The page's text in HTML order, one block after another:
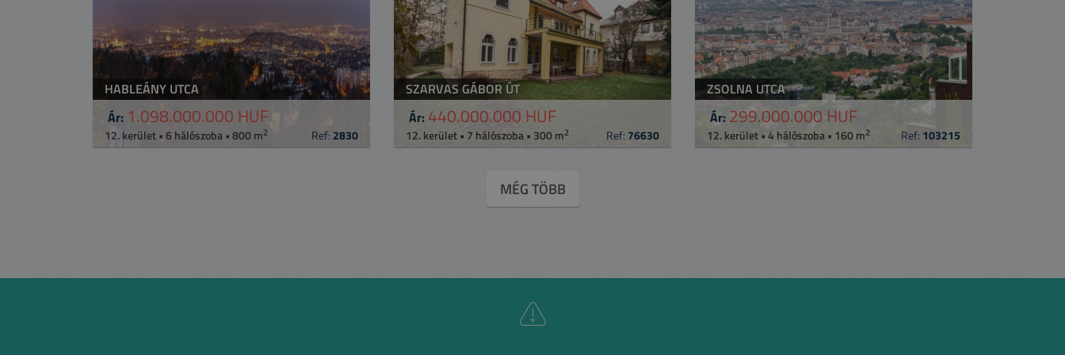
HABLEÁNY UTCA
Ár: 1.098.000.000 HUF
12. kerület • 6 hálószoba • 800 m2 Ref: 2830
SZARVAS GÁBOR ÚT
Ár: 440.000.000 HUF
12. kerület • 7 hálószoba • 300 m2 Ref: 76630
ZSOLNA UTCA
Ár: 299.000.000 HUF
12. kerület • 4 hálószoba • 160 m2 Ref: 103215
MÉG TÖBB